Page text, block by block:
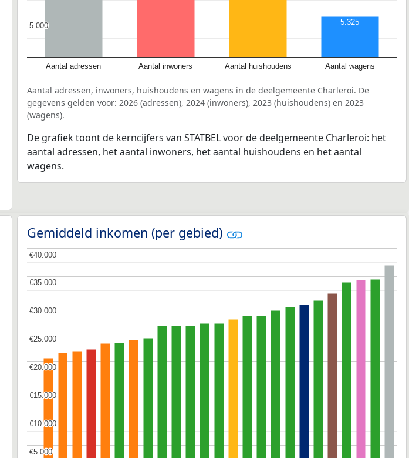
Aantal adressen Aantal inwoners Aantal huishoudens Aantal wagens
5.000
5.000 5.325
Aantal adressen, inwoners, huishoudens en wagens in de deelgemeente Charleroi. De
gegevens gelden voor: 2026 (adressen), 2024 (inwoners), 2023 (huishoudens) en 2023
(wagens).
De grafiek toont de kerncijfers van STATBEL voor de deelgemeente Charleroi: het
aantal adressen, het aantal inwoners, het aantal huishoudens en het aantal
wagens.
Gemiddeld inkomen (per gebied)
€5.000
€5.000
€10.000
€10.000
€15.000
€15.000
€20.000
€20.000
€25.000
€25.000
€30.000
€30.000
€35.000
€35.000
€40.000
€40.000